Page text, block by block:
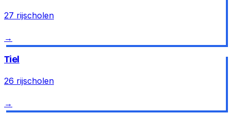
27 rijscholen
→
Tiel
26 rijscholen
→